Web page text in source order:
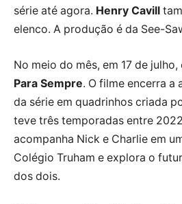
série até agora. Henry Cavill
elenco. A produção é da See-
No meio do mês, em 17 de julho,
Para Sempre. O filme encerra a
da série em quadrinhos criada
teve três temporadas entre
acompanha Nick e Charlie em
Colégio Truham e explora o
dos dois.